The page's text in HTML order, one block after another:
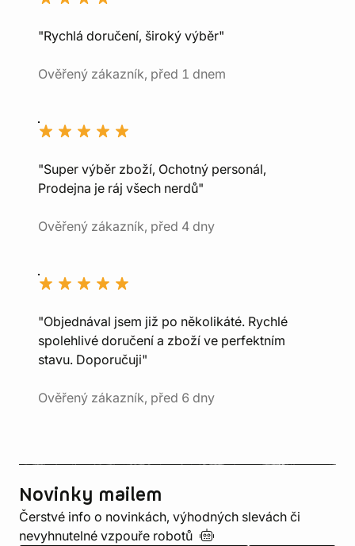
"Rychlá doručení, široký výběr"
Ověřený zákazník, před 1 dnem
"Super výběr zboží, Ochotný personál,
Prodejna je ráj všech nerdů"
Ověřený zákazník, před 4 dny
"Objednával jsem již po několikáté. Rychlé
spolehlivé doručení a zboží ve perfektním
stavu. Doporučuji"
Ověřený zákazník, před 6 dny
Novinky mailem
Čerstvé info o novinkách, výhodných slevách či
nevyhnutelné vzpouře robotů